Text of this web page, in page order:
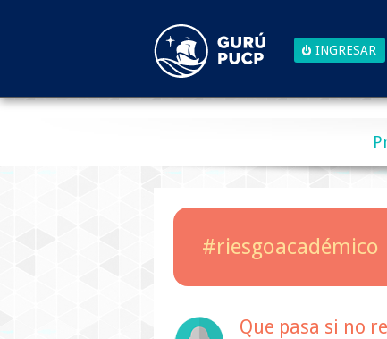
#riesgoacadémico
Que pasa si no